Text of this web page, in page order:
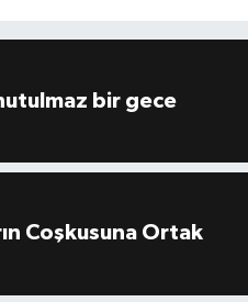
bir gece
Coşkusuna Ortak